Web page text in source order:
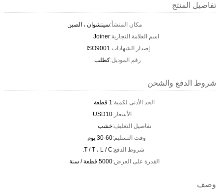
تفاصيل المنتج
مكان المنشأ:سيتشوان ، الصين
اسم العلامة التجارية:Joiner
إصدار الشهادات:ISO9001
رقم الموديل:كطلب
شروط الدفع والشحن
الحد الأدنى لكمية:1 قطعة
الأسعار:USD10
تفاصيل التغليف:خشب
وقت التسليم:30-60 يوم
شروط الدفع:T / T ، L / C.
القدرة على العرض:5000 قطعة / سنة
وصف